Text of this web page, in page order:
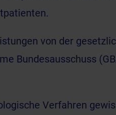
von der
Bundesausschuss
Verfahren